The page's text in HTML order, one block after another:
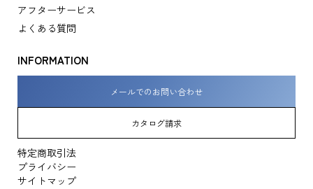
アフターサービス
よくある質問
INFORMATION
メールでのお問い合わせ
カタログ請求
特定商取引法
プライバシー
サイトマップ